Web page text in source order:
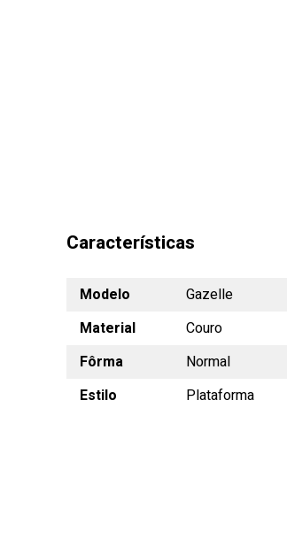
Características
Modelo
Gazelle
Material
Couro
Fôrma
Normal
Estilo
Plataforma